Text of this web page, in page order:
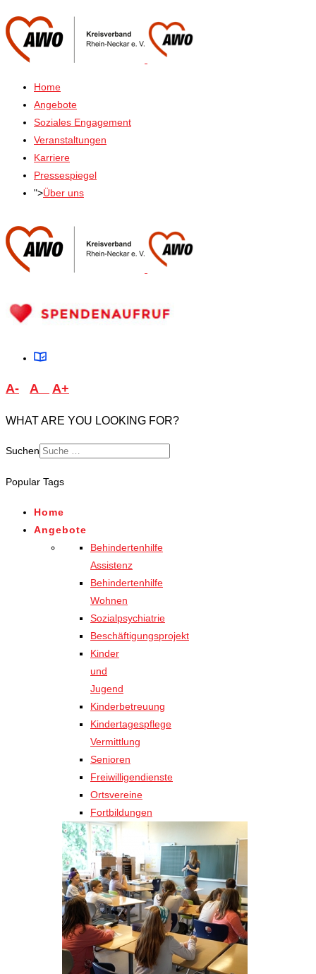
Home
Angebote
Soziales Engagement
Veranstaltungen
Karriere
Pressespiegel
">Über uns
A- A A+
WHAT ARE YOU LOOKING FOR?
Suchen
for results.
Popular Tags
Home
Angebote
Behindertenhilfe
Assistenz
Behindertenhilfe
Wohnen
Sozialpsychiatrie
Beschäftigungsprojekt
Kinder
und
Jugend
Kinderbetreuung
Kindertagespflege
Vermittlung
Senioren
Freiwilligendienste
Ortsvereine
Fortbildungen